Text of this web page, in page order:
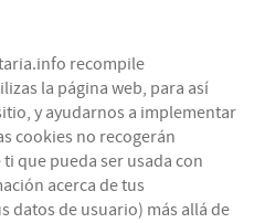
recompile
la página web, para así
y ayudarnos a implementar
cookies no recogerán
que pueda ser usada con
acerca de tus
datos de usuario) más allá de